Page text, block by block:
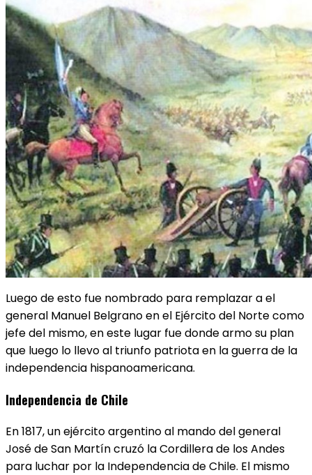
Luego de esto fue nombrado para remplazar a el
general Manuel Belgrano en el Ejército del Norte como
jefe del mismo, en este lugar fue donde armo su plan
que luego lo llevo al triunfo patriota en la guerra de la
independencia hispanoamericana.
Independencia de Chile
En 1817, un ejército argentino al mando del general
José de San Martín cruzó la Cordillera de los Andes
para luchar por la Independencia de Chile. El mismo